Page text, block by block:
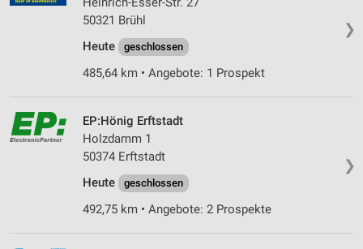
❯
50321 Brühl
Heute
geschlossen
485,64 km • Angebote: 1 Prospekt
❯
EP:Hönig Erftstadt
Holzdamm 1
50374 Erftstadt
Heute
geschlossen
492,75 km • Angebote: 2 Prospekte